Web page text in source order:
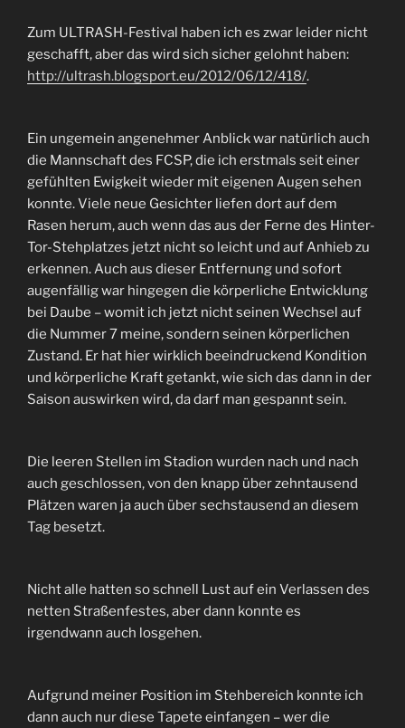
Zum ULTRASH-Festival haben ich es zwar leider nicht
geschafft, aber das wird sich sicher gelohnt haben:
http://ultrash.blogsport.eu/2012/06/12/418/.
Ein ungemein angenehmer Anblick war natürlich auch
die Mannschaft des FCSP, die ich erstmals seit einer
gefühlten Ewigkeit wieder mit eigenen Augen sehen
konnte. Viele neue Gesichter liefen dort auf dem
Rasen herum, auch wenn das aus der Ferne des Hinter-
Tor-Stehplatzes jetzt nicht so leicht und auf Anhieb zu
erkennen. Auch aus dieser Entfernung und sofort
augenfällig war hingegen die körperliche Entwicklung
bei Daube – womit ich jetzt nicht seinen Wechsel auf
die Nummer 7 meine, sondern seinen körperlichen
Zustand. Er hat hier wirklich beeindruckend Kondition
und körperliche Kraft getankt, wie sich das dann in der
Saison auswirken wird, da darf man gespannt sein.
Die leeren Stellen im Stadion wurden nach und nach
auch geschlossen, von den knapp über zehntausend
Plätzen waren ja auch über sechstausend an diesem
Tag besetzt.
Nicht alle hatten so schnell Lust auf ein Verlassen des
netten Straßenfestes, aber dann konnte es
irgendwann auch losgehen.
Aufgrund meiner Position im Stehbereich konnte ich
dann auch nur diese Tapete einfangen – wer die